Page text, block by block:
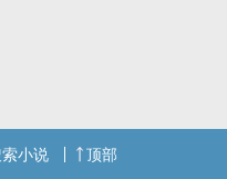
小说 顶部